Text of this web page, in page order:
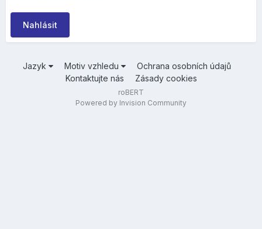
Nahlásit
Jazyk Motiv vzhledu
Ochrana osobních údajů
Kontaktujte nás
Zásady cookies
roBERT
Powered by Invision Community